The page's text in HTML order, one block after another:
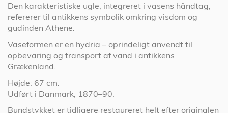
Den karakteristiske ugle, integreret i vasens håndtag,
refererer til antikkens symbolik omkring visdom og
gudinden Athene.
Vaseformen er en hydria – oprindeligt anvendt til
opbevaring og transport af vand i antikkens
Grækenland.
Højde: 67 cm.
Udført i Danmark, 1870–90.
Bundstykket er tidligere restaureret helt efter originalen